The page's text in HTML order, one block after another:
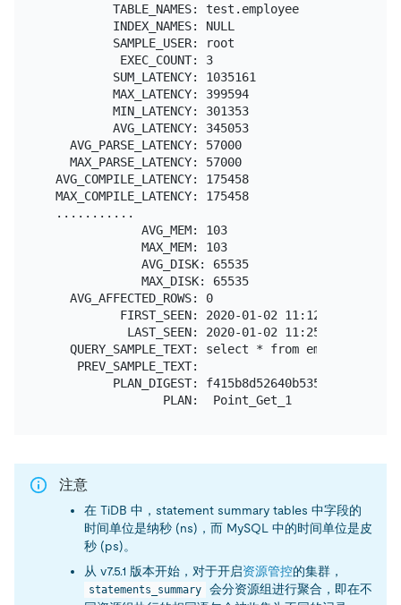
          TABLE_NAMES: test.employee
          INDEX_NAMES: NULL
          SAMPLE_USER: root
           EXEC_COUNT: 3
          SUM_LATENCY: 1035161
          MAX_LATENCY: 399594
          MIN_LATENCY: 301353
          AVG_LATENCY: 345053
    AVG_PARSE_LATENCY: 57000
    MAX_PARSE_LATENCY: 57000
  AVG_COMPILE_LATENCY: 175458
  MAX_COMPILE_LATENCY: 175458
  ...........
              AVG_MEM: 103
              MAX_MEM: 103
              AVG_DISK: 65535
              MAX_DISK: 65535
    AVG_AFFECTED_ROWS: 0
           FIRST_SEEN: 2020-01-02 11:12:54
            LAST_SEEN: 2020-01-02 11:25:24
QUERY_SAMPLE_TEXT: select * from employee
     PREV_SAMPLE_TEXT:
PLAN_DIGEST:
注意
在 TiDB 中，statement summary tables 中字段的
时间单位是纳秒 (ns)，而 MySQL 中的时间单位是皮
秒 (ps)。
从 v7.5.1 版本开始，对于开启资源管控的集群，
statements_summary
会分资源组进行聚合，即在不